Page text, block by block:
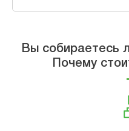
Вы собираетесь
Почему